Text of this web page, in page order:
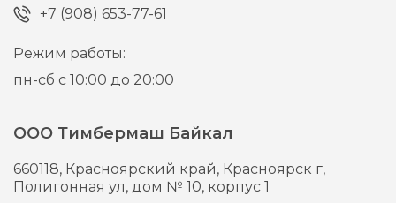
+7 (908) 653-77-61
Режим работы:
пн-сб с 10:00 до 20:00
ООО Тимбермаш Байкал
660118, Красноярский край, Красноярск г,
Полигонная ул, дом № 10, корпус 1